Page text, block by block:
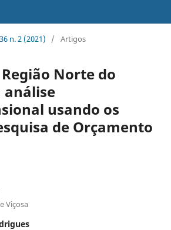
n. 2 (2021) / Artigos
Norte do
análise
usando os
de Orçamento
Viçosa